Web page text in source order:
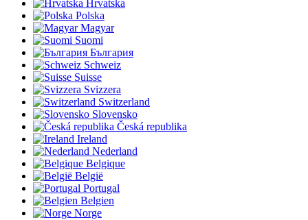
Hrvatska
Polska
Magyar
Suomi
България
Schweiz
Suisse
Svizzera
Switzerland
Slovensko
Česká republika
Ireland
Nederland
Belgique
België
Portugal
Belgien
Norge